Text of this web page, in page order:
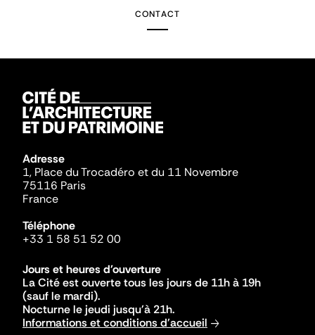
CONTACT
Adresse
1, Place du Trocadéro et du 11 Novembre
75116 Paris
France
Téléphone
+33 1 58 51 52 00
Jours et heures d'ouverture
La Cité est ouverte tous les jours de 11h à 19h
(sauf le mardi).
Nocturne le jeudi jusqu'à 21h.
Informations et conditions d'accueil